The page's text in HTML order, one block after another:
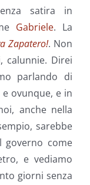
satira in
Gabriele. La
Zapatero!. Non
calunnie. Direi
parlando di
e ovunque, e in
anche nella
sarebbe
governo come
e vediamo
giorni senza